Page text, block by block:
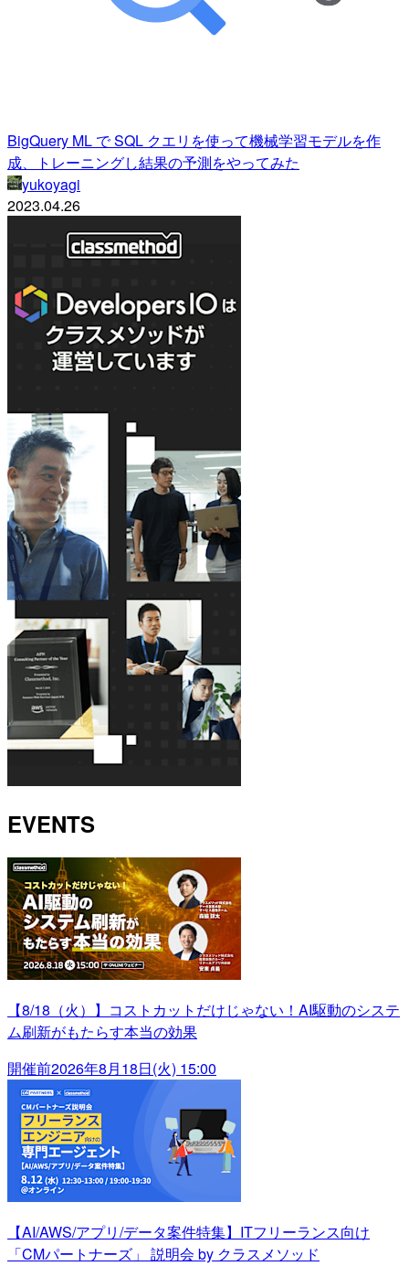
BigQuery ML で SQL クエリを使って機械学習モデルを作
成、トレーニングし結果の予測をやってみた
yukoyagi
2023.04.26
EVENTS
【8/18（火）】コストカットだけじゃない！AI駆動のシステ
ム刷新がもたらす本当の効果
開催前2026年8月18日(火) 15:00
【AI/AWS/アプリ/データ案件特集】ITフリーランス向け
「CMパートナーズ」 説明会 by クラスメソッド